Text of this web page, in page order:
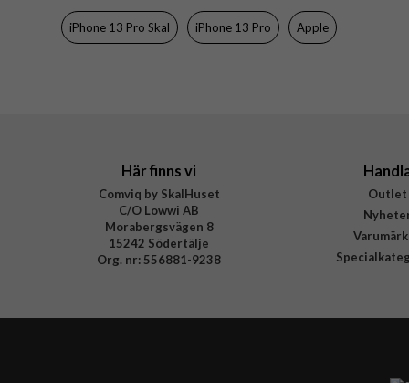
Färg
Material
iPhone 13 Pro Skal iPhone 13 Pro Apple
Här finns vi
Comviq by SkalHuset
C/O Lowwi AB
Morabergsvägen 8
15242 Södertälje
Org. nr: 556881-9238
Outlet